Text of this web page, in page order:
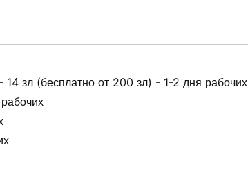
зл (бесплатно от 200 зл) - 1-2 дня рабочих